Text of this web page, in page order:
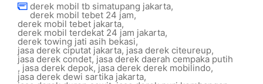
derek mobil tb simatupang jakarta,
derek mobil tebet 24 jam,
derek mobil tebet jakarta,
derek mobil terdekat 24 jam jakarta,
derek towing jati asih bekasi,
jasa derek ciputat jakarta, jasa derek citeureup,
jasa derek condet, jasa derek daerah cempaka putih
, jasa derek depok,jasa derek derek mobilindo,
jasa derek dewi sartika jakarta,